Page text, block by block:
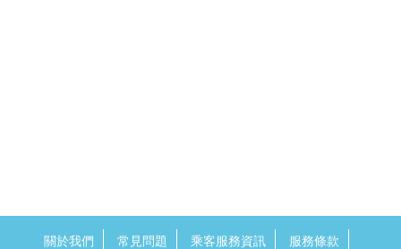
關於我們 常見問題 乘客服務資訊 服務條款